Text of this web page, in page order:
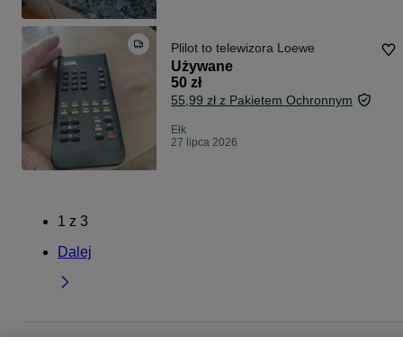
Plilot to telewizora Loewe
Używane
50 zł
55,99 zł z Pakietem Ochronnym
Ełk
27 lipca 2026
1 z 3
Dalej